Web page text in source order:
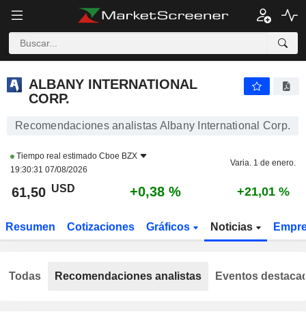
ALBANY INTERNATIONAL
CORP.
Recomendaciones analistas Albany International Corp.
Tiempo real estimado Cboe BZX
19:30:31 07/08/2026
Varia. 1 de enero.
61,50 USD +0,38 % +21,01 %
Resumen Cotizaciones Gráficos Noticias
Todas Recomendaciones analistas Eventos